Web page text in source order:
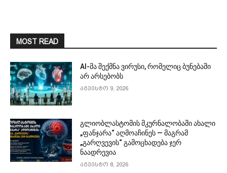
MOST READ
AI-მა შექმნა ვირუსი, რომელიც ბუნებაში
არ არსებობს
აგვისტო 9, 2026
გლიობლასტომის მკურნალობაში ახალი
„ფანჯარა“ აღმოაჩინეს — მაგრამ
„გარღვევის“ გამოცხადება ჯერ
ნაადრევია
აგვისტო 8, 2026